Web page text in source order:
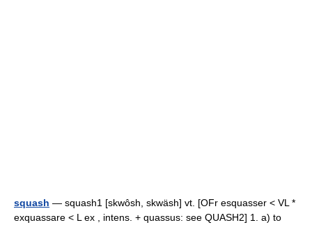
squash — squash1 [skwôsh, skwäsh] vt. [OFr esquasser < VL *
exquassare < L ex , intens. + quassus: see QUASH2] 1. a) to